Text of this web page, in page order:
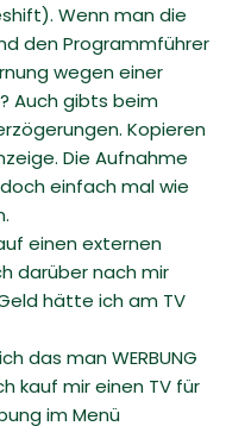
Wenn man die
den Programmführer
wegen einer
Auch gibts beim
Kopieren
Die Aufnahme
einfach mal wie
einen externen
darüber nach mir
hätte ich am TV
das man WERBUNG
kauf mir einen TV für
im Menü